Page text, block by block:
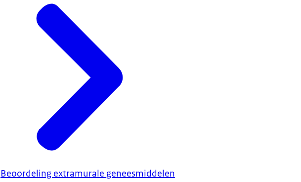
Beoordeling extramurale geneesmiddelen